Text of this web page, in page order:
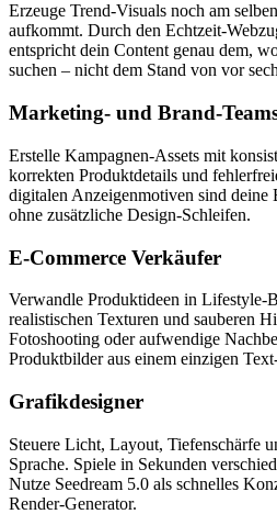
Erzeuge Trend-Visuals noch am
aufkommt. Durch den Echtzeit-
entspricht dein Content genau dem,
suchen – nicht dem Stand von vor
Marketing- und Brand-
Erstelle Kampagnen-Assets mit
korrekten Produktdetails und
digitalen Anzeigenmotiven sind
ohne zusätzliche Design-Schleifen.
E-Commerce Verkäufer
Verwandle Produktideen in Lifestyle-
realistischen Texturen und sauberen
Fotoshooting oder aufwendige
Produktbilder aus einem einzigen
Grafikdesigner
Steuere Licht, Layout, Tiefenschärfe
Sprache. Spiele in Sekunden
Nutze Seedream 5.0 als schnelles
Render-Generator.